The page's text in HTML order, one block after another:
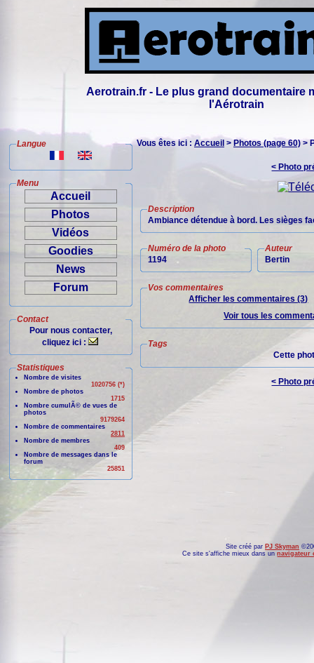
Aerotrain.fr - Le plus grand documentaire
l'Aérotrain
Langue
Menu
Accueil
Photos
Vidéos
Goodies
News
Forum
Contact
Pour nous contacter,
cliquez ici :
Statistiques
Nombre de visites
1020756 (*)
Nombre de photos
1715
Nombre cumulÃ© de vues de
photos
9179264
Nombre de commentaires
2811
Nombre de membres
409
Nombre de messages dans le
forum
25851
Vous êtes ici : Accueil > Photos (page 60) >
< Photo
Description
Ambiance détendue à bord. Les sièges
Numéro de la photo
1194
Auteur
Bertin
Vos commentaires
Afficher les commentaires (3)
Voir tous les
Tags
Cette
< Photo
Site créé par PJ Skyman
Ce site s'affiche mieux dans unnavigateur